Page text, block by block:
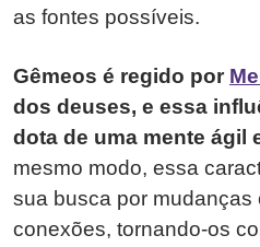
as fontes possíveis.
Gêmeos é regido por
dos deuses, e essa
dota de uma mente ágil
mesmo modo, essa
sua busca por mudanças
conexões, tornando-os